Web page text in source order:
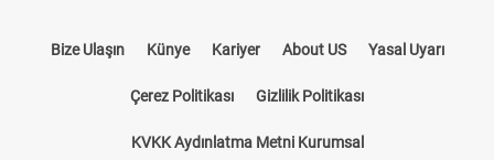
Bize Ulaşın Künye Kariyer About US Yasal Uyarı
Çerez Politikası Gizlilik Politikası
KVKK Aydınlatma Metni Kurumsal